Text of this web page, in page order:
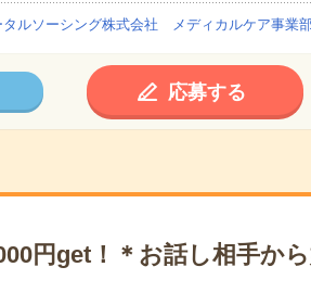
タルソーシング株式会社 メディカルケア事業
応募する
円get！＊お話し相手か